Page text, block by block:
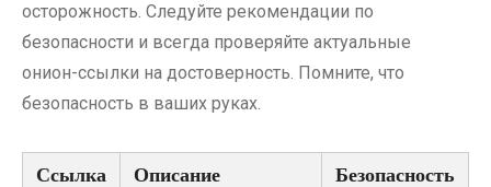
осторожность. Следуйте рекомендации по
безопасности и всегда проверяйте актуальные
онион-ссылки на достоверность. Помните, что
безопасность в ваших руках.
Ссылка Описание Безопасность